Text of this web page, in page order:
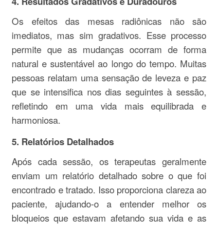
Os efeitos das mesas radiônicas não são
imediatos, mas sim gradativos. Esse processo
permite que as mudanças ocorram de forma
natural e sustentável ao longo do tempo. Muitas
pessoas relatam uma sensação de leveza e paz
que se intensifica nos dias seguintes à sessão,
refletindo em uma vida mais equilibrada e
harmoniosa.
5. Relatórios Detalhados
Após cada sessão, os terapeutas geralmente
enviam um relatório detalhado sobre o que foi
encontrado e tratado. Isso proporciona clareza ao
paciente, ajudando-o a entender melhor os
bloqueios que estavam afetando sua vida e as